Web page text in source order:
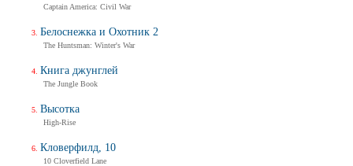
Captain America: Civil War
Белоснежка и Охотник 2
The Huntsman: Winter's War
Книга джунглей
The Jungle Book
Высотка
High-Rise
Кловерфилд, 10
10 Cloverfield Lane